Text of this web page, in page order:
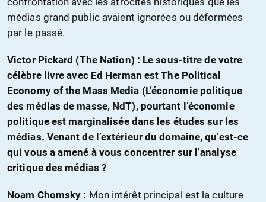
médias grand public avaient ignorées ou déformées
par le passé.
Victor Pickard (The Nation) : Le sous-titre de votre
célèbre livre avec Ed Herman est The Political
Economy of the Mass Media (L’économie politique
des médias de masse, NdT), pourtant l’économie
politique est marginalisée dans les études sur les
médias. Venant de l’extérieur du domaine, qu’est-ce
qui vous a amené à vous concentrer sur l’analyse
critique des médias ?
Noam Chomsky : Mon intérêt principal est la culture